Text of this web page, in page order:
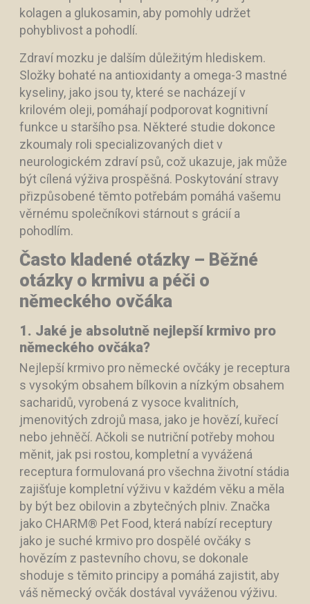
kolagen a glukosamin, aby pomohly udržet
pohyblivost a pohodlí.
Zdraví mozku je dalším důležitým hlediskem.
Složky bohaté na antioxidanty a omega-3 mastné
kyseliny, jako jsou ty, které se nacházejí v
krilovém oleji, pomáhají podporovat kognitivní
funkce u staršího psa. Některé studie dokonce
zkoumaly roli specializovaných diet v
neurologickém zdraví psů, což ukazuje, jak může
být cílená výživa prospěšná. Poskytování stravy
přizpůsobené těmto potřebám pomáhá vašemu
věrnému společníkovi stárnout s grácií a
pohodlím.
Často kladené otázky – Běžné
otázky o krmivu a péči o
německého ovčáka
1. Jaké je absolutně nejlepší krmivo pro
německého ovčáka?
Nejlepší krmivo pro německé ovčáky je receptura
s vysokým obsahem bílkovin a nízkým obsahem
sacharidů, vyrobená z vysoce kvalitních,
jmenovitých zdrojů masa, jako je hovězí, kuřecí
nebo jehněčí. Ačkoli se nutriční potřeby mohou
měnit, jak psi rostou, kompletní a vyvážená
receptura formulovaná pro všechna životní stádia
zajišťuje kompletní výživu v každém věku a měla
by být bez obilovin a zbytečných plniv. Značka
jako CHARM® Pet Food, která nabízí receptury
jako je suché krmivo pro dospělé ovčáky s
hovězím z pastevního chovu, se dokonale
shoduje s těmito principy a pomáhá zajistit, aby
váš německý ovčák dostával vyváženou výživu.